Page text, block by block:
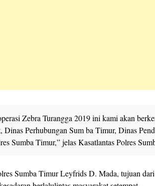
Zebra Turangga 2019 ini kami akan
Dinas Perhubungan Sum ba Timur, Dinas
Sumba Timur,” jelas Kasatlantas Polres
Sumba Timur Leyfrids D. Mada, tujuan